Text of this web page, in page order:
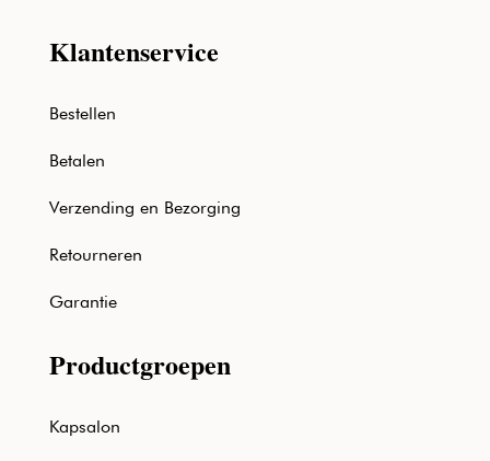
Klantenservice
Bestellen
Betalen
Verzending en Bezorging
Retourneren
Garantie
Productgroepen
Kapsalon